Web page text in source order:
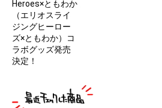
Heroes×ともわか
（エリオスライ
ジングヒーロー
ズ×ともわか）コ
ラボグッズ発売
決定！